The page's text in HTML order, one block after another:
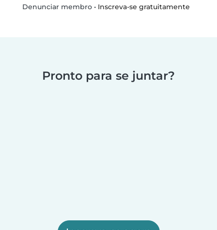
Denunciar membro• Inscreva-se gratuitamente
Pronto para se juntar?